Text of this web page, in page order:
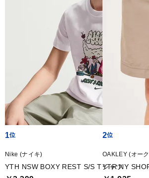
1
Nike (ナイキ)
YTH NSW BOXY REST S/S Tシャツ
2
OAKLEY (オー
YTR NY